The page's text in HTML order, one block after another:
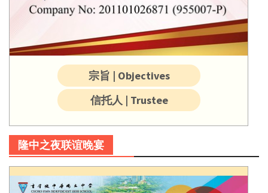
宗旨 | Objectives
信托人 | Trustee
隆中之夜联谊晚宴